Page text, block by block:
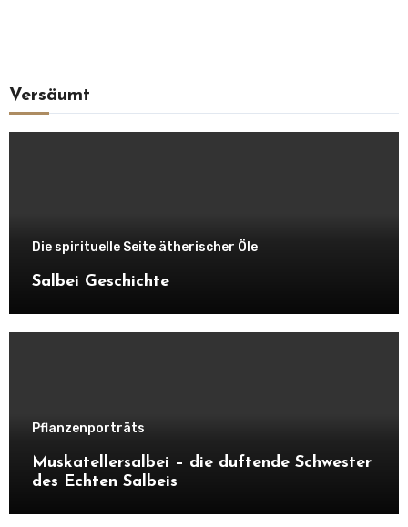
Versäumt
Die spirituelle Seite ätherischer Öle
Salbei Geschichte
Pflanzenporträts
Muskatellersalbei – die duftende Schwester
des Echten Salbeis